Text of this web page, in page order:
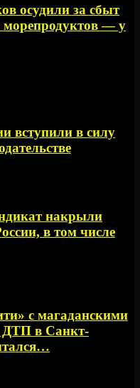
осудили за сбыт
— у
вступили в силу
накрыли
в том числе
с магаданскими
ДТП в Санкт-